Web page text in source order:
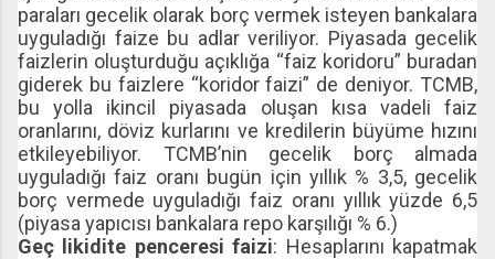
paraları gecelik olarak borç vermek isteyen bankalara
uyguladığı faize bu adlar veriliyor. Piyasada gecelik
faizlerin oluşturduğu açıklığa “faiz koridoru” buradan
giderek bu faizlere “koridor faizi” de deniyor. TCMB,
bu yolla ikincil piyasada oluşan kısa vadeli faiz
oranlarını, döviz kurlarını ve kredilerin büyüme hızını
etkileyebiliyor. TCMB’nin gecelik borç almada
uyguladığı faiz oranı bugün için yıllık % 3,5, gecelik
borç vermede uyguladığı faiz oranı yıllık yüzde 6,5
(piyasa yapıcısı bankalara repo karşılığı % 6.)
Geç likidite penceresi faizi: Hesaplarını kapatmak